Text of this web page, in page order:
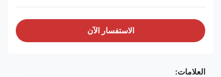
الاستفسار الآن
العلامات: